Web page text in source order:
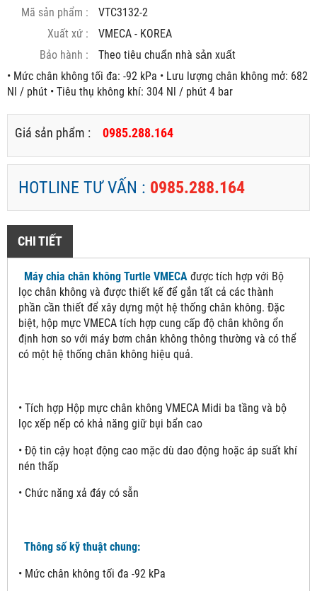
Mã sản phẩm :
VTC3132-2
Xuất xứ :
VMECA - KOREA
Bảo hành :
Theo tiêu chuẩn nhà sản xuất
• Mức chân không tối đa: -92 kPa • Lưu lượng chân không mở: 682
Nl / phút • Tiêu thụ không khí: 304 Nl / phút 4 bar
Giá sản phẩm : 0985.288.164
HOTLINE TƯ VẤN : 0985.288.164
CHI TIẾT
Máy chia chân không Turtle VMECA được tích hợp với Bộ
lọc chân không và được thiết kế để gắn tất cả các thành
phần cần thiết để xây dựng một hệ thống chân không. Đặc
biệt, hộp mực VMECA tích hợp cung cấp độ chân không ổn
định hơn so với máy bơm chân không thông thường và có thể
có một hệ thống chân không hiệu quả.
• Tích hợp Hộp mực chân không VMECA Midi ba tầng và bộ
lọc xếp nếp có khả năng giữ bụi bẩn cao
• Độ tin cậy hoạt động cao mặc dù dao động hoặc áp suất khí
nén thấp
• Chức năng xả đáy có sẵn
Thông số kỹ thuật chung:
• Mức chân không tối đa -92 kPa